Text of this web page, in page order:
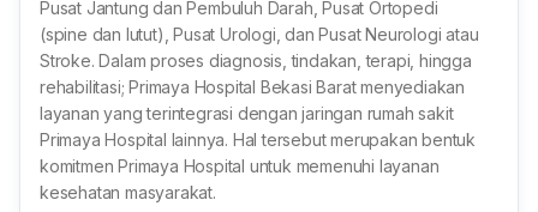
Pusat Jantung dan Pembuluh Darah, Pusat Ortopedi
(spine dan lutut), Pusat Urologi, dan Pusat Neurologi atau
Stroke. Dalam proses diagnosis, tindakan, terapi, hingga
rehabilitasi; Primaya Hospital Bekasi Barat menyediakan
layanan yang terintegrasi dengan jaringan rumah sakit
Primaya Hospital lainnya. Hal tersebut merupakan bentuk
komitmen Primaya Hospital untuk memenuhi layanan
kesehatan masyarakat.